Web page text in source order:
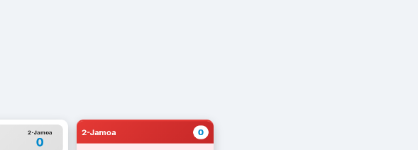
2-Jamoa
0
2-Jamoa 0